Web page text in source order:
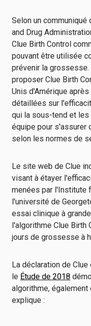
Selon un communiqué
and Drug
Clue Birth Control
pouvant être utilisée
prévenir la
proposer Clue Birth
Unis d'Amérique
détaillées sur
qui la sous-tend et
équipe pour s'assurer
selon les normes de
Le site web de Clue
visant à étayer
menées par l'Institute
l'université de
essai clinique à
l'algorithme Clue Birth
jours de grossesse à
La déclaration de
le Étude de 2018
algorithme,
explique :